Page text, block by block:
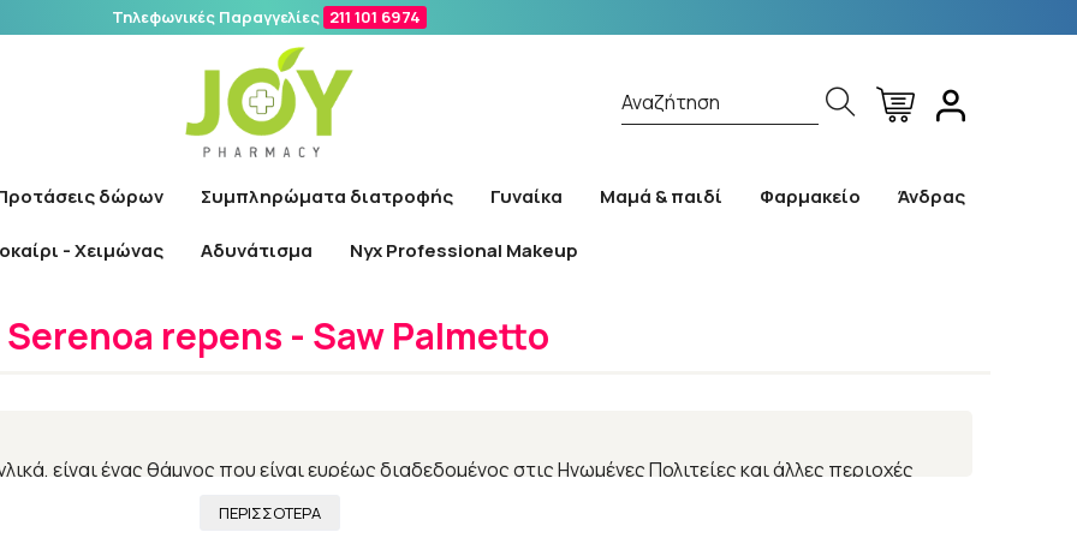
Τηλεφωνικές Παραγγελίες 211 101 6974
Αναζήτηση
δώρων Συμπληρώματα διατροφής Γυναίκα Μαμά & παιδί Φαρμακείο Άνδρας
- Χειμώνας Αδυνάτισμα Nyx Professional Makeup
Αναζήτηση
/ Συμπληρώματα διατροφής / Βότανα Serenoa repens - Saw Palmetto
Serenoa repens - Saw Palmetto
είναι ένας θάμνος που είναι ευρέως διαδεδομένος στις Ηνωμένες Πολιτείες και άλλες περιοχές
ΠΕΡΙΣΣΟΤΕΡΑ